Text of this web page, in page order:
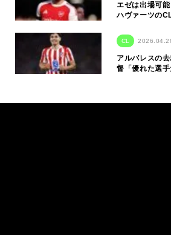
エゼは出場可
ハヴァーツの
CL
アルバレスの
督「優れた選手